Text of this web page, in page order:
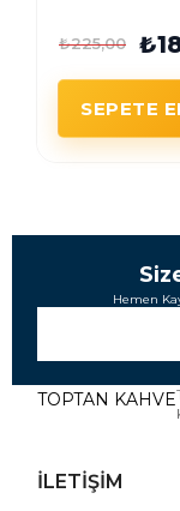
₺225,00
SEPETE
Hemen
TOPTAN KAHVE
İLETİŞİM